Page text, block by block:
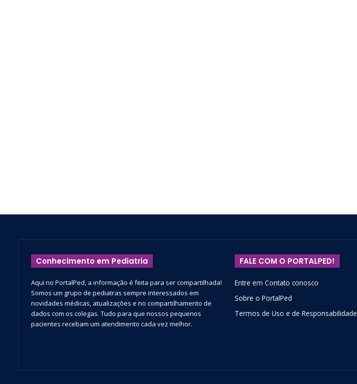
Conhecimento em Pediatria
Aqui no PortalPed, a informação é feita para ser compartilhada!
Somos um grupo de pediatras sempre interessados em
novidades médicas, atualizações e no compartilhamento de
dados com os colegas. Tudo para que nossos pequenos
pacientes recebam um atendimento cada vez melhor.
FALE COM O PORTALPED!
Entre em Contato conosco
Sobre o PortalPed
Termos de Uso e de Responsabilidade